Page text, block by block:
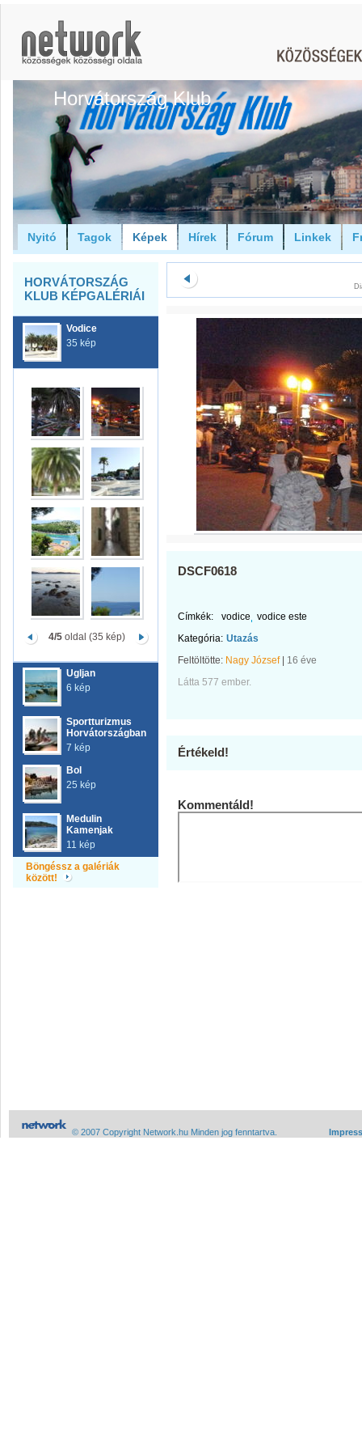
Horvátország Klub
Nyitó Tagok Képek Hírek Fórum Linkek
HORVÁTORSZÁG
KLUB KÉPGALÉRIÁI
Vodice
35 kép
4/5oldal (35 kép)
Ugljan
6 kép
Sportturizmus
Horvátországban
7 kép
Bol
25 kép
Medulin
Kamenjak
11 kép
Böngéssz a galériák
között!
DSCF0618
Címkék: vodice
vodice este
Kategória: Utazás
Feltöltötte: Nagy József| 16 éve
Látta 577 ember.
Értékeld!
Kommentáld!
© 2007 Copyright Network.hu Minden jog fenntartva.